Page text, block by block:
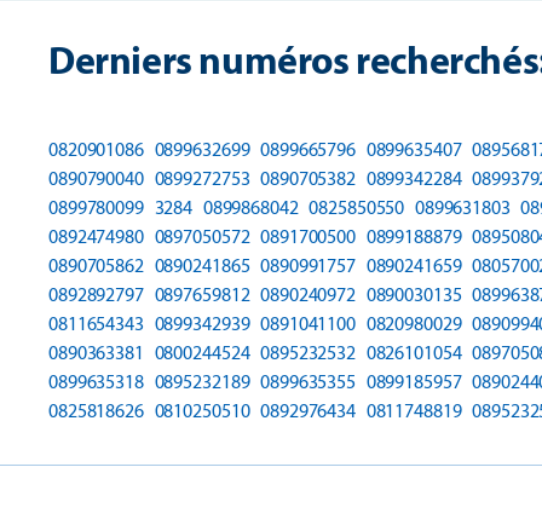
Derniers numéros
0820901086 0899632699 0899665796 0899635407
0890790040 0899272753 0890705382 0899342284
0899780099 3284 0899868042 0825850550 0899631803
0892474980 0897050572 0891700500 0899188879
0890705862 0890241865 0890991757 0890241659
0892892797 0897659812 0890240972 0890030135
0811654343 0899342939 0891041100 0820980029
0890363381 0800244524 0895232532 0826101054
0899635318 0895232189 0899635355 0899185957
0825818626 0810250510 0892976434 0811748819